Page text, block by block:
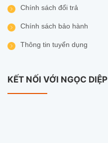
Chính sách đổi trả
Chính sách bảo hành
Thông tin tuyển dụng
KẾT NỐI VỚI NGỌC DIỆP